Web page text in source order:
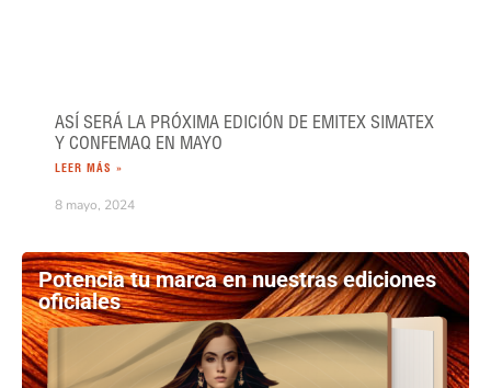
ASÍ SERÁ LA PRÓXIMA EDICIÓN DE EMITEX SIMATEX
Y CONFEMAQ EN MAYO
LEER MÁS »
8 mayo, 2024
Potencia tu marca en nuestras ediciones
oficiales